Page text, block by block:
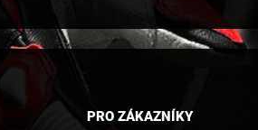
PRO ZÁKAZNÍKY